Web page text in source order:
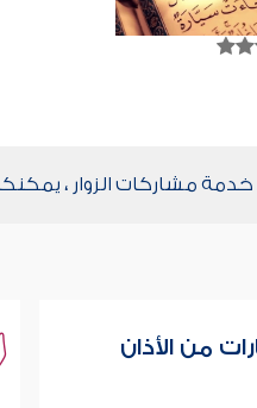
الزوار ، يمكنكم الآن رفع
من الأذان